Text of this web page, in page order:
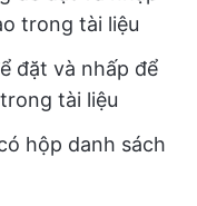
trong tài liệu
đặt và nhấp để
tài liệu
hộp danh sách